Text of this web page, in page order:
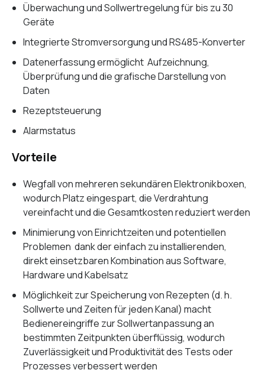
Überwachung und Sollwertregelung für bis zu 30
Geräte
Integrierte Stromversorgung und RS485-Konverter
Datenerfassung ermöglicht Aufzeichnung,
Überprüfung und die grafische Darstellung von
Daten
Rezeptsteuerung
Alarmstatus
Vorteile
Wegfall von mehreren sekundären Elektronikboxen,
wodurch Platz eingespart, die Verdrahtung
vereinfacht und die Gesamtkosten reduziert werden
Minimierung von Einrichtzeiten und potentiellen
Problemen dank der einfach zu installierenden,
direkt einsetzbaren Kombination aus Software,
Hardware und Kabelsatz
Möglichkeit zur Speicherung von Rezepten (d. h.
Sollwerte und Zeiten für jeden Kanal) macht
Bedienereingriffe zur Sollwertanpassung an
bestimmten Zeitpunkten überflüssig, wodurch
Zuverlässigkeit und Produktivität des Tests oder
Prozesses verbessert werden